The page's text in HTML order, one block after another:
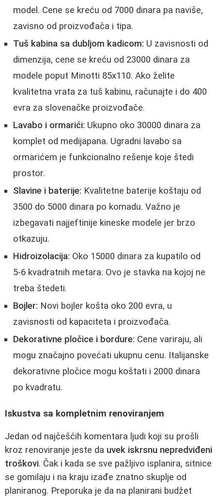
model. Cene se kreću od 7000 dinara pa naviše,
zavisno od proizvođača i tipa.
Tuš kabina sa dubljom kadicom: U zavisnosti od
dimenzija, cene se kreću od 23000 dinara za
modele poput Minotti 85x110. Ako želite
kvalitetna vrata za tuš kabinu, računajte i do 400
evra za slovenačke proizvođače.
Lavabo i ormarići: Ukupno oko 30000 dinara za
komplet od medijapana. Ugradni lavabo sa
ormarićem je funkcionalno rešenje koje štedi
prostor.
Slavine i baterije: Kvalitetne baterije koštaju od
3500 do 5000 dinara po komadu. Važno je
izbegavati najjeftinije kineske modele jer brzo
otkazuju.
Hidroizolacija: Oko 15000 dinara za kupatilo od
5-6 kvadratnih metara. Ovo je stavka na kojoj ne
treba štedeti.
Bojler: Novi bojler košta oko 200 evra, u
zavisnosti od kapaciteta i proizvođača.
Dekorativne pločice i bordure: Cene variraju, ali
mogu značajno povećati ukupnu cenu. Italijanske
dekorativne pločice mogu koštati i 2000 dinara
po kvadratu.
Iskustva sa kompletnim renoviranjem
Jedan od najčešćih komentara ljudi koji su prošli
kroz renoviranje jeste da uvek iskrsnu nepredviđeni
troškovi. Čak i kada se sve pažljivo isplanira, sitnice
se gomilaju i na kraju izađe znatno skuplje od
planiranog. Preporuka je da na planirani budžet